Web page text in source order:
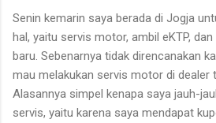
Senin kemarin saya berada di Jogja
hal, yaitu servis motor, ambil eKTP,
baru. Sebenarnya tidak direncanakan
mau melakukan servis motor di dealer
Alasannya simpel kenapa saya jauh-
servis, yaitu karena saya mendapat